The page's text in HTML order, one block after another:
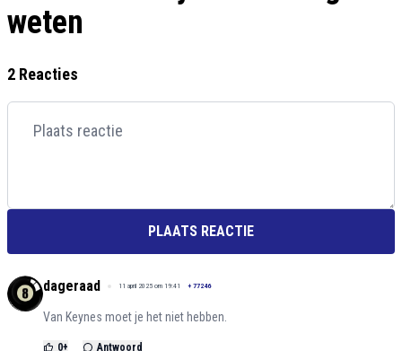
weten
2 Reacties
PLAATS REACTIE
dageraad 11 april 2025 om 19:41 + 77246
Van Keynes moet je het niet hebben.
0+ Antwoord